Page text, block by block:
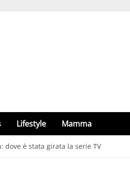
Lifestyle Mamma
dove è stata girata la serie TV